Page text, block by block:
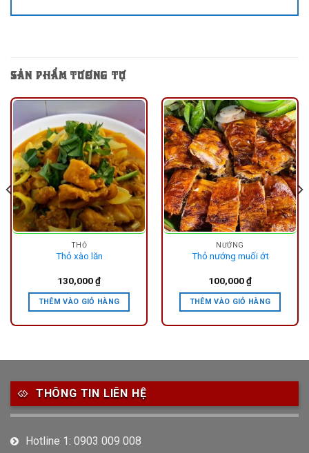
SẢN PHẨM TƯƠNG TỰ
THỎ
Thỏ xào lăn
130,000₫
THÊM VÀO GIỎ HÀNG
NƯỚNG
Thỏ nướng muối ớt
100,000₫
THÊM VÀO GIỎ HÀNG
THÔNG TIN LIÊN HỆ
Hotline 1: 0903 009 008